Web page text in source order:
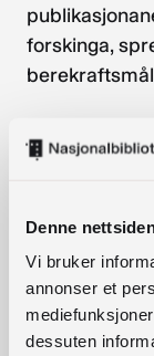
Denne
Vi bruker
annonser et
dessuten
forskinga,
Korleis
Portalen
ut frå
komplekse
for å